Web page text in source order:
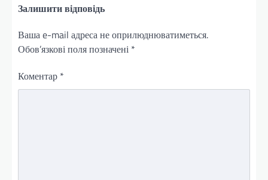
Залишити відповідь
Ваша e-mail адреса не оприлюднюватиметься.
Обов’язкові поля позначені *
Коментар *